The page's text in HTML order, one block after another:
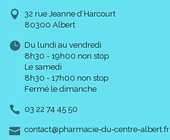
32 rue Jeanne d’Harcourt
80300 Albert
Du lundi au vendredi
8h30 - 19h00 non stop
Le samedi
8h30 - 17h00 non stop
Fermé le dimanche
03 22 74 45 50
contact-
@-
pharmacie-du-centre-albert.fr